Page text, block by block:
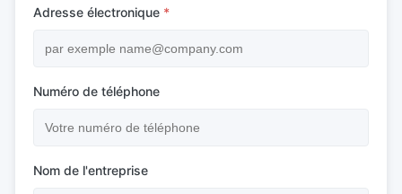
Adresse électronique *
Numéro de téléphone
Nom de l'entreprise